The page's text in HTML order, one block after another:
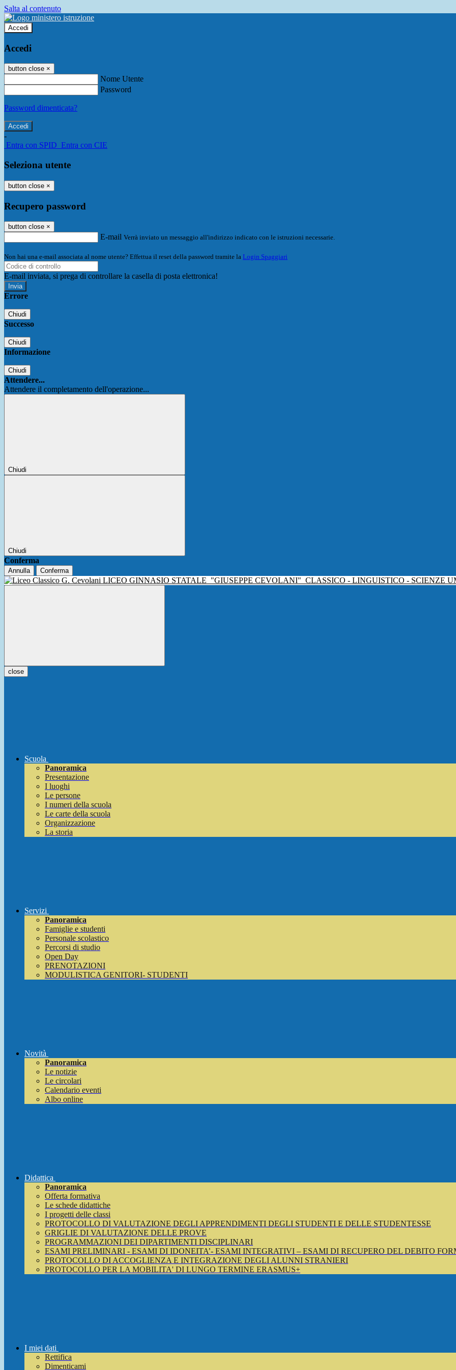
Salta al contenuto
Accedi
Accedi
button close ×
Nome Utente
Password
Password dimenticata?
-
Entra con SPID Entra con CIE
Seleziona utente
button close ×
Recupero password
button close ×
E-mail Verrà inviato un messaggio all'indirizzo indicato con le istruzioni necessarie.
Non hai una e-mail associata al nome utente? Effettua il reset della password tramite la Login Spaggiari
E-mail inviata, si prega di controllare la casella di posta elettronica!
Errore
Chiudi
Successo
Chiudi
Informazione
Chiudi
Attendere...
Attendere il completamento dell'operazione...
Chiudi
Chiudi
Conferma
Annulla Conferma
LICEO GINNASIO STATALE "GIUSEPPE CEVOLANI" CLASSICO - LINGUISTICO - SCIENZE
close
Scuola
Panoramica
Presentazione
I luoghi
Le persone
I numeri della scuola
Le carte della scuola
Organizzazione
La storia
Servizi
Panoramica
Famiglie e studenti
Personale scolastico
Percorsi di studio
Open Day
PRENOTAZIONI
MODULISTICA GENITORI- STUDENTI
Novità
Panoramica
Le notizie
Le circolari
Calendario eventi
Albo online
Didattica
Panoramica
Offerta formativa
Le schede didattiche
I progetti delle classi
PROTOCOLLO DI VALUTAZIONE DEGLI APPRENDIMENTI DEGLI STUDENTI E DELLE STUDENTESSE
GRIGLIE DI VALUTAZIONE DELLE PROVE
PROGRAMMAZIONI DEI DIPARTIMENTI DISCIPLINARI
ESAMI PRELIMINARI - ESAMI DI IDONEITA’- ESAMI INTEGRATIVI – ESAMI DI RECUPERO DEL DEBITO
PROTOCOLLO DI ACCOGLIENZA E INTEGRAZIONE DEGLI ALUNNI STRANIERI
PROTOCOLLO PER LA MOBILITA' DI LUNGO TERMINE ERASMUS+
I miei dati
Rettifica
Dimenticami